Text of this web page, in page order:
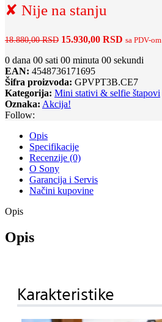
✘ Nije na stanju
18.880,00RSD Originalna
je
bila:
18.880,00 RSD.
15.930,00 RSD Trenutna
je:
sa PDV-om
0 dana 00 sati 00 minuta 00 sekundi
EAN: 4548736171695
Šifra proizvoda: GPVPT3B.CE7
Kategorija: Mini stativi & selfie štapovi
Oznaka: Akcija!
Follow:
Opis
Specifikacije
Recenzije (0)
O Sony
Garancija i Servis
Načini kupovine
Opis
Opis
Karakteristike